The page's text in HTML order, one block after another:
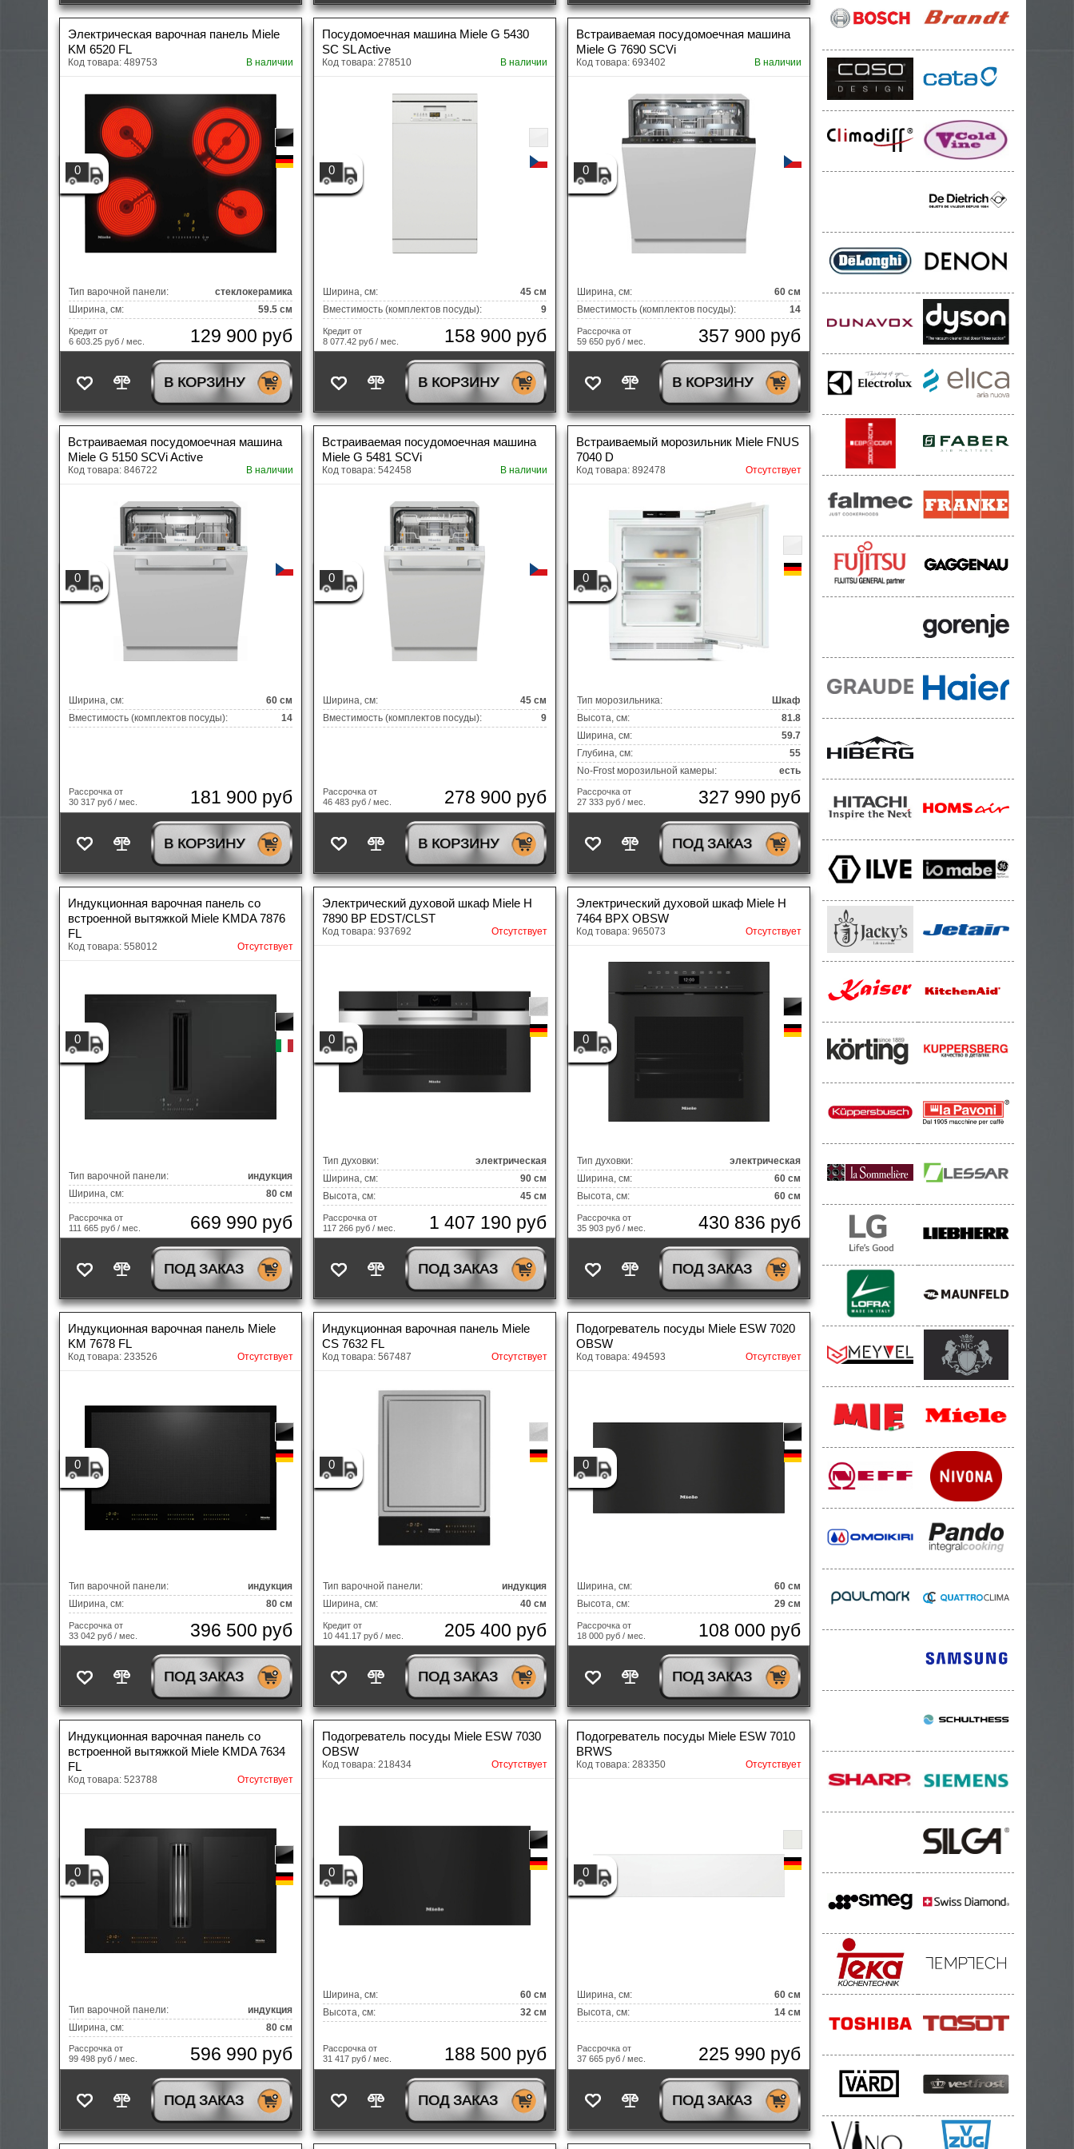
Электрическая варочная панель Miele
KM 6520 FL
Код товара: 489753 В наличии
0
Тип варочной панели:
стеклокерамика
Ширина, см:
59.5 см
Кредит от
6 603.25 руб / мес.
129 900 руб
В КОРЗИНУ
Посудомоечная машина Miele G 5430
SC SL Active
Код товара: 278510 В наличии
0
Ширина, см:
45 см
Вместимость (комплектов посуды):
9
Кредит от
8 077.42 руб / мес.
158 900 руб
В КОРЗИНУ
Встраиваемая посудомоечная машина
Miele G 7690 SCVi
Код товара: 693402 В наличии
0
Ширина, см:
60 см
Вместимость (комплектов посуды):
14
Рассрочка от
59 650 руб / мес.
357 900 руб
В КОРЗИНУ
Встраиваемая посудомоечная машина
Miele G 5150 SCVi Active
Код товара: 846722 В наличии
0
Ширина, см:
60 см
Вместимость (комплектов посуды):
14
Рассрочка от
30 317 руб / мес.
181 900 руб
В КОРЗИНУ
Встраиваемая посудомоечная машина
Miele G 5481 SCVi
Код товара: 542458 В наличии
0
Ширина, см:
45 см
Вместимость (комплектов посуды):
9
Рассрочка от
46 483 руб / мес.
278 900 руб
В КОРЗИНУ
Встраиваемый морозильник Miele FNUS
7040 D
Код товара: 892478 Отсутствует
0
Тип морозильника:
Шкаф
Высота, см:
81.8
Ширина, см:
59.7
Глубина, см:
55
No-Frost морозильной камеры:
есть
Рассрочка от
27 333 руб / мес.
327 990 руб
ПОД ЗАКАЗ
Индукционная варочная панель со
встроенной вытяжкой Miele KMDA 7876
FL
Код товара: 558012 Отсутствует
0
Тип варочной панели:
индукция
Ширина, см:
80 см
Рассрочка от
111 665 руб / мес.
669 990 руб
ПОД ЗАКАЗ
Электрический духовой шкаф Miele H
7890 BP EDST/CLST
Код товара: 937692 Отсутствует
0
Тип духовки:
электрическая
Ширина, см:
90 см
Высота, см:
45 см
Рассрочка от
117 266 руб / мес.
1 407 190 руб
ПОД ЗАКАЗ
Электрический духовой шкаф Miele H
7464 BPX OBSW
Код товара: 965073 Отсутствует
0
Тип духовки:
электрическая
Ширина, см:
60 см
Высота, см:
60 см
Рассрочка от
35 903 руб / мес.
430 836 руб
ПОД ЗАКАЗ
Индукционная варочная панель Miele
KM 7678 FL
Код товара: 233526 Отсутствует
0
Тип варочной панели:
индукция
Ширина, см:
80 см
Рассрочка от
33 042 руб / мес.
396 500 руб
ПОД ЗАКАЗ
Индукционная варочная панель Miele
CS 7632 FL
Код товара: 567487 Отсутствует
0
Тип варочной панели:
индукция
Ширина, см:
40 см
Кредит от
10 441.17 руб / мес.
205 400 руб
ПОД ЗАКАЗ
Подогреватель посуды Miele ESW 7020
OBSW
Код товара: 494593 Отсутствует
0
Ширина, см:
60 см
Высота, см:
29 см
Рассрочка от
18 000 руб / мес.
108 000 руб
ПОД ЗАКАЗ
Индукционная варочная панель со
встроенной вытяжкой Miele KMDA 7634
FL
Код товара: 523788 Отсутствует
0
Тип варочной панели:
индукция
Ширина, см:
80 см
Рассрочка от
99 498 руб / мес.
596 990 руб
ПОД ЗАКАЗ
Подогреватель посуды Miele ESW 7030
OBSW
Код товара: 218434 Отсутствует
0
Ширина, см:
60 см
Высота, см:
32 см
Рассрочка от
31 417 руб / мес.
188 500 руб
ПОД ЗАКАЗ
Подогреватель посуды Miele ESW 7010
BRWS
Код товара: 283350 Отсутствует
0
Ширина, см:
60 см
Высота, см:
14 см
Рассрочка от
37 665 руб / мес.
225 990 руб
ПОД ЗАКАЗ